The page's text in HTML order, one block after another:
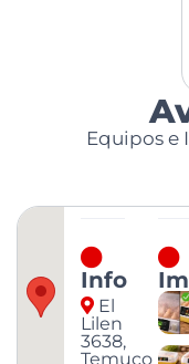
Equipos e
Info
El
Lilen
3638,
Temuco